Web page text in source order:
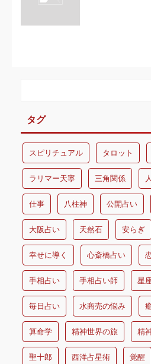
タグ
スピリチュアル タロット
ラリマー天寧 三角関係
仕事 八柱神 公開占い
大阪占い 天然石 安らぎ
幸せに導く 心斎橋占い
手相占い 手相占い師 星
毎日占い 水商売の悩み
算命学 精神世界の旅 精
聖十郎 西洋占星術 覚醒